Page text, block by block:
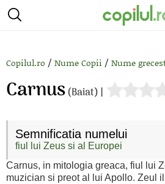
Copilul.ro / Nume Copii / Nume
Carnus(Baiat) |
Semnificatia numelui
fiul lui Zeus si al Europei
Carnus, in mitologia greaca, fiul lui
muzician si preot al lui Apollo. Zeul